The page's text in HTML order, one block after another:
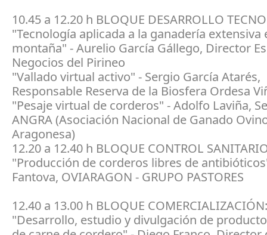
10.45 a 12.20 h BLOQUE DESARROLLO
"Tecnología aplicada a la ganadería extensiva
montaña" - Aurelio García Gállego, Director
Negocios del Pirineo
"Vallado virtual activo" - Sergio García Atarés,
Responsable Reserva de la Biosfera Ordesa
"Pesaje virtual de corderos" - Adolfo Laviña,
ANGRA (Asociación Nacional de Ganado
Aragonesa)
12.20 a 12.40 h BLOQUE CONTROL
"Producción de corderos libres de
Fantova, OVIARAGON - GRUPO PASTORES
12.40 a 13.00 h BLOQUE COMERCIALIZACIÓN:
"Desarrollo, estudio y divulgación de